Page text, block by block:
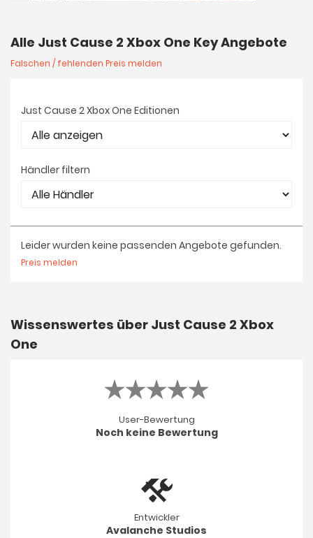
Alle Just Cause 2 Xbox One Key Angebote
Falschen / fehlenden Preis melden
Just Cause 2 Xbox One Editionen
Händler filtern
Leider wurden keine passenden Angebote gefunden.
Preis melden
Wissenswertes über Just Cause 2 Xbox
One
User-Bewertung
Noch keine Bewertung
Entwickler
Avalanche Studios